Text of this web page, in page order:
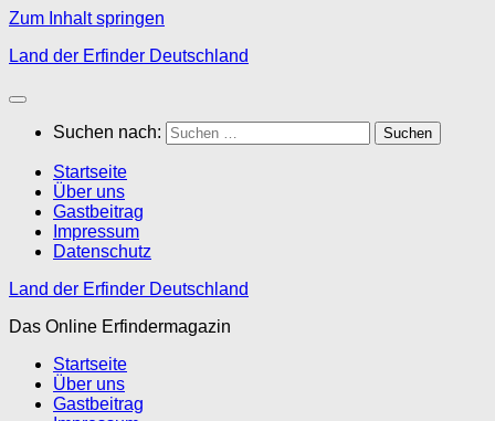
Zum Inhalt springen
Land der Erfinder Deutschland
Suchen nach:
Startseite
Über uns
Gastbeitrag
Impressum
Datenschutz
Land der Erfinder Deutschland
Das Online Erfindermagazin
Startseite
Über uns
Gastbeitrag